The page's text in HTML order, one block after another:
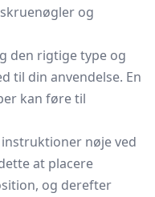
og
den rigtige type og
til din anvendelse. En
kan føre til
nøje ved
at placere
og derefter